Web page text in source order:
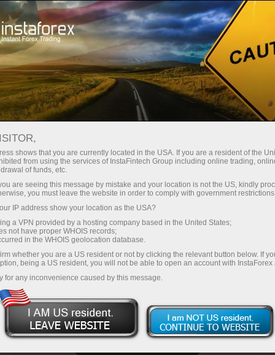
Treyderlar uchun
Dolzarb patternlar
Dolzarb patternlar
Актуальные паттерны от ИнстаФорекс – это
удобный сервис, который позволит вам
всегда быть в курсе последних изменений на
рынке и вовремя реагировать на
появившиеся подсказки от рынка. В нашем
сервисе вы всегда найдете самые свежие и
актуальные паттерны на любой паре и на
любом таймфрейме.
Savdo hisob-varag‘ini ochish
shows that you are currently located in the USA. If you are a resident of the
from using the services of InstaFintech Group including online trading,
of funds, etc.
are seeing this message by mistake and your location is not the US, kindly
you must leave the website in order to comply with government
IP address show your location as the USA?
a VPN provided by a hosting company based in the United States;
not have proper WHOIS records;
in the WHOIS geolocation database.
whether you are a US resident or not by clicking the relevant button below. If
being a US resident, you will not be able to open an account with InstaForex
for any inconvenience caused by this message.